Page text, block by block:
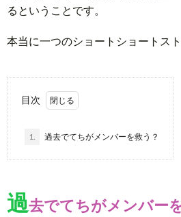
るということです。
本当に一つのショートショートス
目次
1. 過去でてちがメンバーを救う？
過去でてちがメンバー